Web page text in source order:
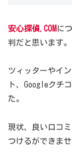
安心探偵.COM に
判だと思います。
ツィッターやイ
ト、Googleクチ
た。
現状、良い口コ
つけるができませ